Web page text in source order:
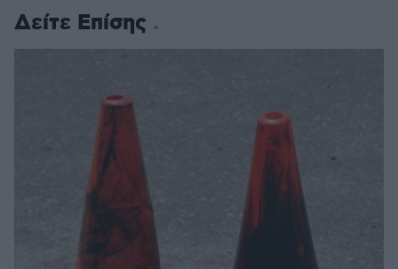
Δείτε Επίσης